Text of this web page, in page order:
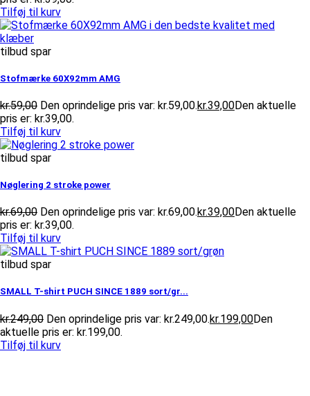
Tilføj til kurv
tilbud spar
Stofmærke 60X92mm AMG
kr.59,00 Den oprindelige pris var: kr.59,00.kr.39,00Den aktuelle
pris er: kr.39,00.
Tilføj til kurv
tilbud spar
Nøglering 2 stroke power
kr.69,00 Den oprindelige pris var: kr.69,00.kr.39,00Den aktuelle
pris er: kr.39,00.
Tilføj til kurv
tilbud spar
SMALL T-shirt PUCH SINCE 1889 sort/gr...
kr.249,00 Den oprindelige pris var: kr.249,00.kr.199,00Den
aktuelle pris er: kr.199,00.
Tilføj til kurv